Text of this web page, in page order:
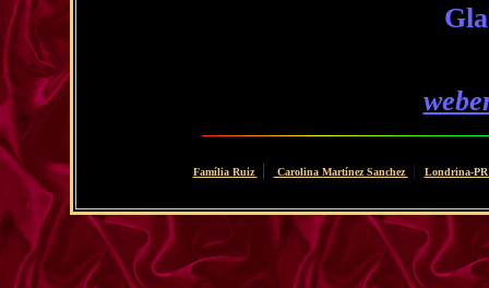
Família Ruiz | Carolina Martínez Sanchez | Londrina-